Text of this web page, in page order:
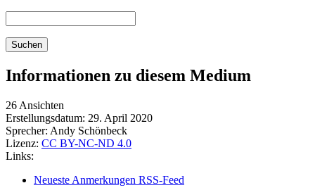
Suchen
Informationen zu diesem Medium
26 Ansichten
Erstellungsdatum: 29. April 2020
Sprecher: Andy Schönbeck
Lizenz: CC BY-NC-ND 4.0
Links:
Neueste Anmerkungen RSS-Feed